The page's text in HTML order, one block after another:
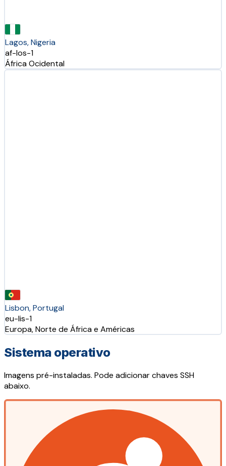
Lagos, Nigeria
af-los-1
África Ocidental
Lisbon, Portugal
eu-lis-1
Europa, Norte de África e Américas
Sistema operativo
Imagens pré-instaladas. Pode adicionar chaves SSH
abaixo.